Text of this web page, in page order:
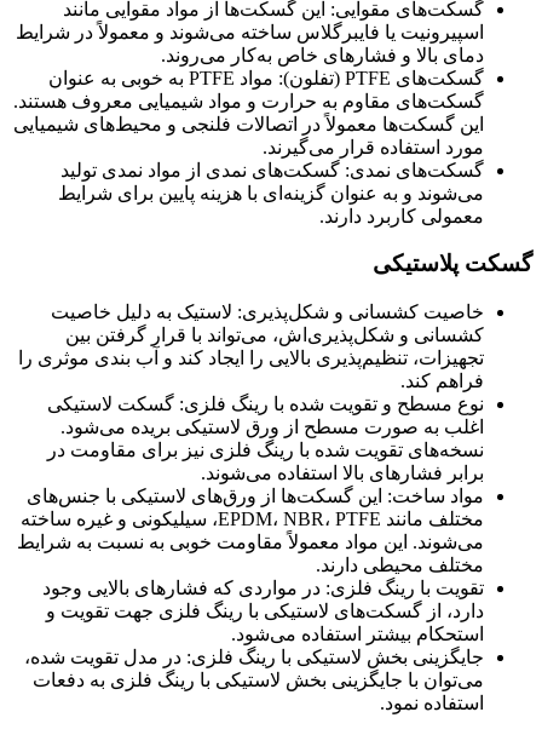
گسکت‌های مقوایی: این گسکت‌ها از مواد مقوایی مانند
اسپیرونیت یا فایبرگلاس ساخته می‌شوند و معمولاً در شرایط
دمای بالا و فشارهای خاص به‌کار می‌روند.
گسکت‌های PTFE (تفلون): مواد PTFE به خوبی به عنوان
گسکت‌های مقاوم به حرارت و مواد شیمیایی معروف هستند.
این گسکت‌ها معمولاً در اتصالات فلنجی و محیط‌های شیمیایی
مورد استفاده قرار می‌گیرند.
گسکت‌های نمدی: گسکت‌های نمدی از مواد نمدی تولید
می‌شوند و به عنوان گزینه‌ای با هزینه پایین برای شرایط
معمولی کاربرد دارند.
گسکت پلاستیکی
خاصیت کشسانی و شکل‌پذیری: لاستیک به دلیل خاصیت
کشسانی و شکل‌پذیری‌اش، می‌تواند با قرار گرفتن بین
تجهیزات، تنظیم‌پذیری بالایی را ایجاد کند و آب بندی موثری را
فراهم کند.
نوع مسطح و تقویت شده با رینگ فلزی: گسکت لاستیکی
اغلب به صورت مسطح از ورق لاستیکی بریده می‌شود.
نسخه‌های تقویت شده با رینگ فلزی نیز برای مقاومت در
برابر فشارهای بالا استفاده می‌شوند.
مواد ساخت: این گسکت‌ها از ورق‌های لاستیکی با جنس‌های
مختلف مانند EPDM، NBR، PTFE، سیلیکونی و غیره ساخته
می‌شوند. این مواد معمولاً مقاومت خوبی به نسبت به شرایط
مختلف محیطی دارند.
تقویت با رینگ فلزی: در مواردی که فشارهای بالایی وجود
دارد، از گسکت‌های لاستیکی با رینگ فلزی جهت تقویت و
استحکام بیشتر استفاده می‌شود.
جایگزینی بخش لاستیکی با رینگ فلزی: در مدل تقویت شده،
می‌توان با جایگزینی بخش لاستیکی با رینگ فلزی به دفعات
استفاده نمود.